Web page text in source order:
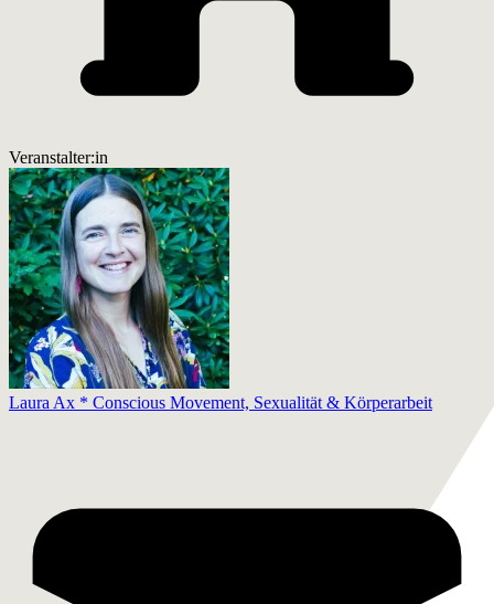
Veranstalter:in
Laura Ax * Conscious Movement, Sexualität & Körperarbeit